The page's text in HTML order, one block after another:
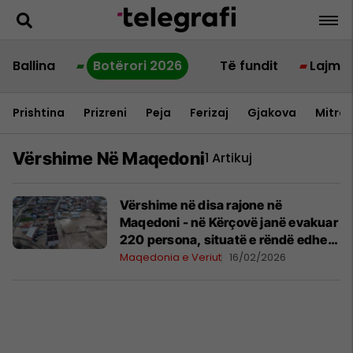
Ballina Botërori 2026 Të fundit Lajme
Prishtina Prizreni Peja Ferizaj Gjakova
Vërshime Në Maqedoni1 Artikuj
Vërshime në disa rajone në
Maqedoni - në Kërçovë janë evakuar
220 persona, situatë e rëndë edhe
në Gostivar
Maqedonia e Veriut 16/02/2026